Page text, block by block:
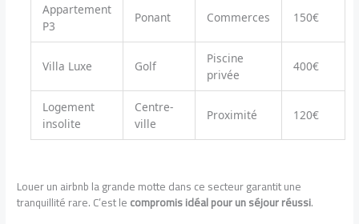
Appartement
P3
Ponant Commerces 150€
Villa Luxe Golf
Piscine
privée
400€
Logement
insolite
Centre-
ville
Proximité 120€
Louer un airbnb la grande motte dans ce secteur garantit une
tranquillité rare. C’est lecompromis idéal pour un séjour réussi.